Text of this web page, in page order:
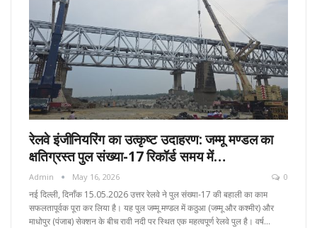
रेलवे इंजीनियरिंग का उत्कृष्ट उदाहरण: जम्मू मण्डल का
क्षतिग्रस्त पुल संख्या-17 रिकॉर्ड समय में…
Admin May 16, 2026 0
नई दिल्ली, दिनाँक 15.05.2026 उत्तर रेलवे ने पुल संख्या-17 की बहाली का काम
सफलतापूर्वक पूरा कर लिया है। यह पुल जम्मू मण्डल में कठुआ (जम्मू और कश्मीर) और
माधोपुर (पंजाब) सेक्शन के बीच रावी नदी पर स्थित एक महत्वपूर्ण रेलवे पुल है। वर्ष…